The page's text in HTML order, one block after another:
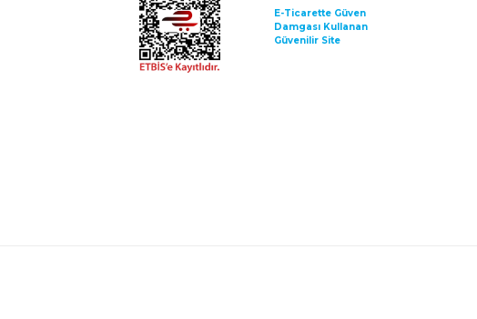
E-Ticarette Güven
Damgası Kullanan
Güvenilir Site